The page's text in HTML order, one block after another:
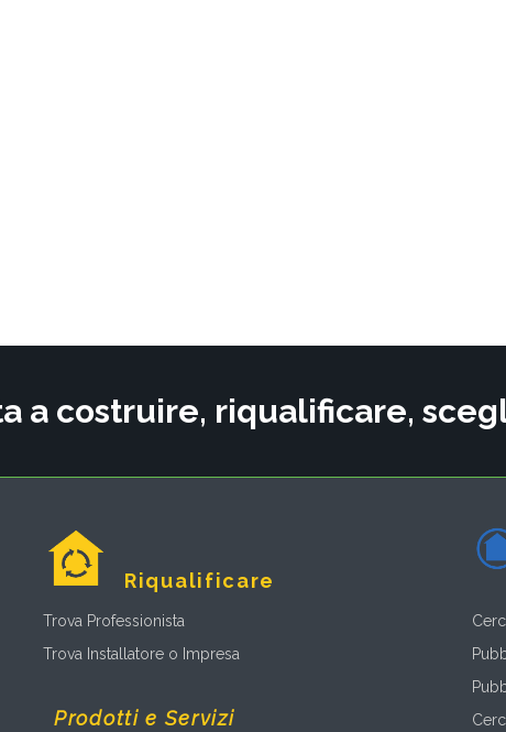
a costruire, riqualificare,
Riqualificare
Trova Professionista
Trova Installatore o Impresa
Prodotti e Servizi